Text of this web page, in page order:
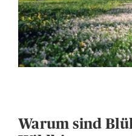
Warum sind